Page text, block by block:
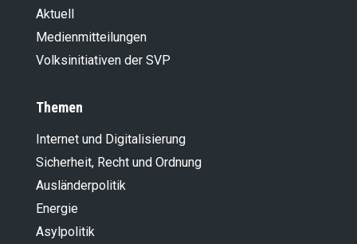
Aktuell
Medienmitteilungen
Volksinitiativen der SVP
Themen
Internet und Digitalisierung
Sicherheit, Recht und Ordnung
Ausländer­politik
Energie
Asylpolitik